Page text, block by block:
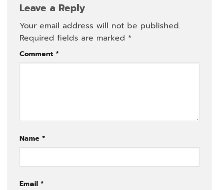
Leave a Reply
Your email address will not be published.
Required fields are marked *
Comment *
Name *
Email *